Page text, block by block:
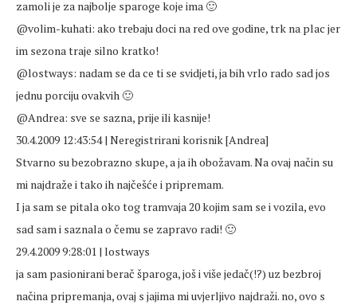
zamoli je za najbolje sparoge koje ima 🙂
@volim-kuhati: ako trebaju doci na red ove godine, trk na plac jer
im sezona traje silno kratko!
@lostways: nadam se da ce ti se svidjeti, ja bih vrlo rado sad jos
jednu porciju ovakvih 🙂
@Andrea: sve se sazna, prije ili kasnije!
30.4.2009 12:43:54 | Neregistrirani korisnik [Andrea]
Stvarno su bezobrazno skupe, a ja ih obožavam. Na ovaj način su
mi najdraže i tako ih najčešće i pripremam.
I ja sam se pitala oko tog tramvaja 20 kojim sam se i vozila, evo
sad sam i saznala o čemu se zapravo radi! 🙂
29.4.2009 9:28:01 | lostways
ja sam pasionirani berač šparoga, još i više jedač(!?) uz bezbroj
načina pripremanja, ovaj s jajima mi uvjerljivo najdraži. no, ovo s